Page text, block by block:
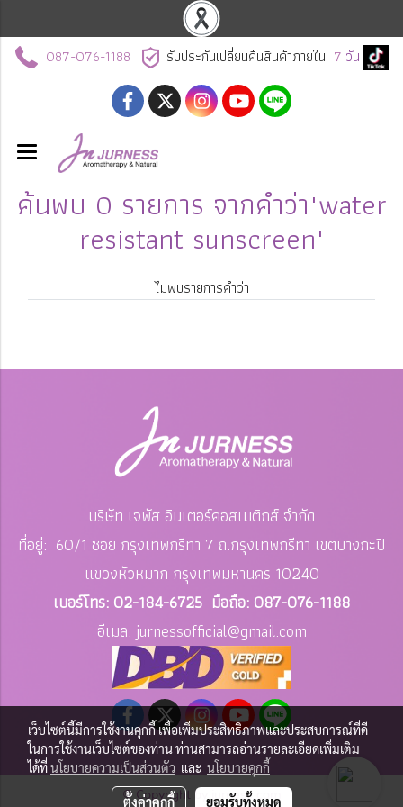
087-076-1188 รับประกันเปลี่ยนคืนสินค้าภายใน 7 วัน
ค้นพบ 0 รายการ จากคำว่า"water
resistant sunscreen"
ไม่พบรายการคำว่า
บริษัท เจพัส อินเตอร์คอสเมติกส์ จำกัด
ที่อยู่: 60/1 ซอย กรุงเทพกรีทา 7 ถ.กรุงเทพกรีทา เขตบางกะปิ
แขวงหัวหมาก กรุงเทพมหานคร 10240
เบอร์โทร: 02-184-6725 มือถือ: 087-076-1188
อีเมล: jurnessofficial@gmail.com
© Copyright by jurness.com
เว็บไซต์นี้มีการใช้งานคุกกี้ เพื่อเพิ่มประสิทธิภาพและประสบการณ์ที่ดี
ในการใช้งานเว็บไซต์ของท่าน ท่านสามารถอ่านรายละเอียดเพิ่มเติม
ได้ที่นโยบายความเป็นส่วนตัว และ นโยบายคุกกี้
ตั้งค่าคุกกี้ ยอมรับทั้งหมด